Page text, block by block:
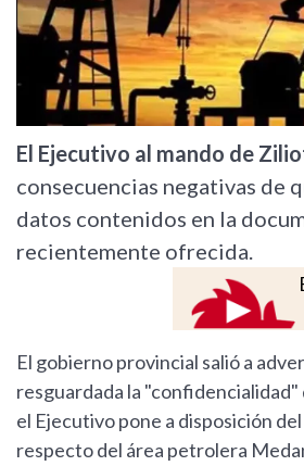
El Ejecutivo al mando de
consecuencias negativas de
datos contenidos en la
recientemente ofrecida.
El gobierno provincial salió a
resguardada la "confidencialidad"
el Ejecutivo pone a disposición
respecto del área petrolera